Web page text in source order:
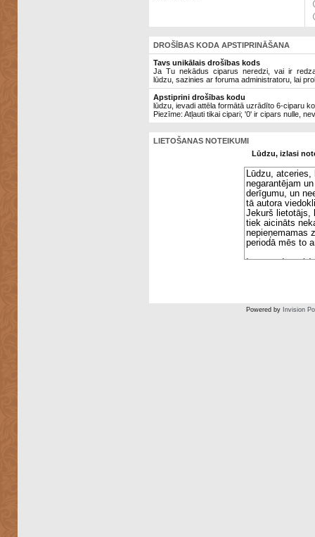
DROŠĪBAS KODA APSTIPRINĀŠANA
Tavs unikālais drošības kods
Ja Tu nekādus ciparus neredzi, vai ir
lūdzu, sazinies ar foruma administratoru, lai
Apstiprini drošības kodu
lūdzu, ievadi attēla formātā uzrādīto 6-ciparu
Piezīme: Atļauti tikai cipari; '0' ir cipars nulle,
LIETOŠANAS NOTEIKUMI
Lūdzu, izlasi
Powered by Invision